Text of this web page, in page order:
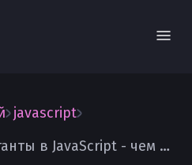
javascript
Переменные и константы в JavaScript - чем отличаются var, let и const в JS